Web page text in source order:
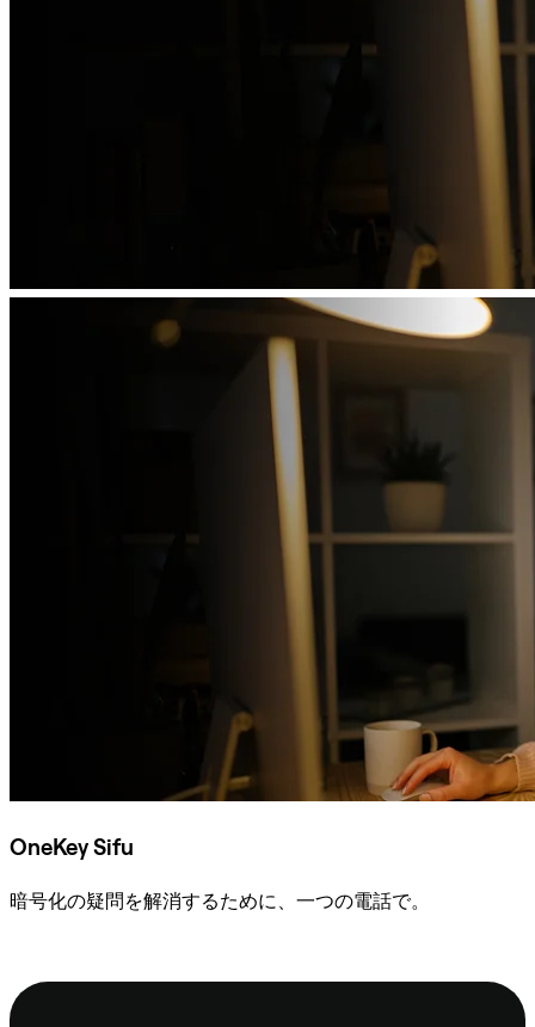
OneKey Sifu
暗号化の疑問を解消するために、一つの電話で。